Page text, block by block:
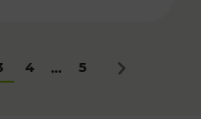
4 ... 5 Nächstes